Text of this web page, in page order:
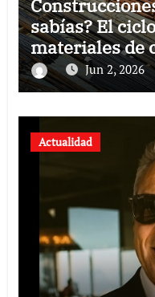
sabías? El
materiales de
revoluciona
modernos
Jun 2, 2026
Actualidad